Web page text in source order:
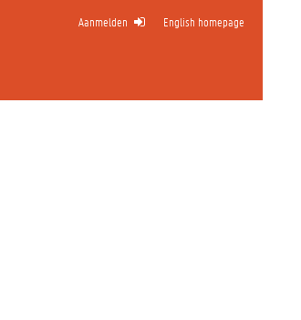
Aanmelden English homepage